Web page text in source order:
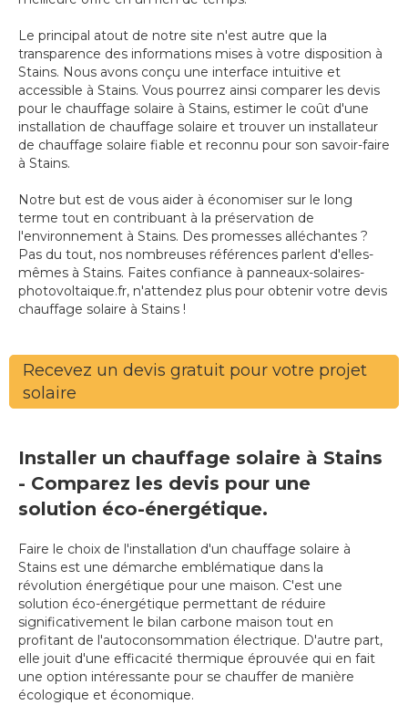
Le principal atout de notre site n'est autre que la
transparence des informations mises à votre disposition à
Stains. Nous avons conçu une interface intuitive et
accessible à Stains. Vous pourrez ainsi comparer les devis
pour le chauffage solaire à Stains, estimer le coût d'une
installation de chauffage solaire et trouver un installateur
de chauffage solaire fiable et reconnu pour son savoir-faire
à Stains.
Notre but est de vous aider à économiser sur le long
terme tout en contribuant à la préservation de
l'environnement à Stains. Des promesses alléchantes ?
Pas du tout, nos nombreuses références parlent d'elles-
mêmes à Stains. Faites confiance à panneaux-solaires-
photovoltaique.fr, n'attendez plus pour obtenir votre devis
chauffage solaire à Stains !
Recevez un devis gratuit pour votre projet
solaire
Installer un chauffage solaire à Stains
- Comparez les devis pour une
solution éco-énergétique.
Faire le choix de l'installation d'un chauffage solaire à
Stains est une démarche emblématique dans la
révolution énergétique pour une maison. C'est une
solution éco-énergétique permettant de réduire
significativement le bilan carbone maison tout en
profitant de l'autoconsommation électrique. D'autre part,
elle jouit d'une efficacité thermique éprouvée qui en fait
une option intéressante pour se chauffer de manière
écologique et économique.